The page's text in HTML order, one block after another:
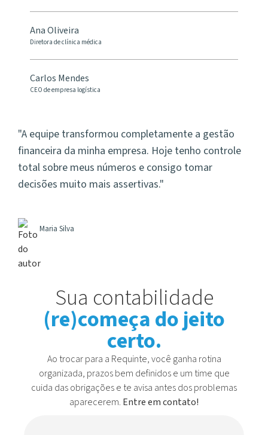
Ana Oliveira
Diretora de clínica médica
Carlos Mendes
CEO de empresa logística
A equipe transformou completamente a gestão
financeira da minha empresa. Hoje tenho controle
total sobre meus números e consigo tomar
decisões muito mais assertivas.
Maria Silva
Sua contabilidade
(re)começa do jeito
certo.
Ao trocar para a Requinte, você ganha rotina
organizada, prazos bem definidos e um time que
cuida das obrigações e te avisa antes dos problemas
aparecerem. Entre em contato!